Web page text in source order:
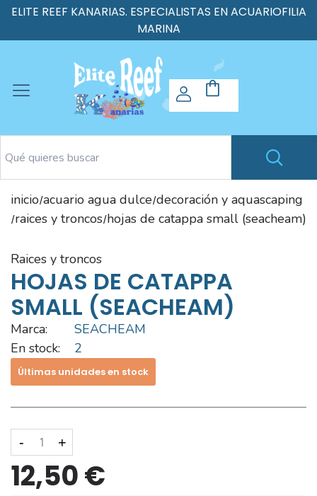
ELITE REEF KANARIAS. ESPECIALISTAS EN ACUARIOFILIA
MARINA
inicio/acuario agua dulce/decoración y aquascaping
/raices y troncos/hojas de catappa small (seacheam)
raices y troncos
HOJAS DE CATAPPA
SMALL (SEACHEAM)
Marca:
SEACHEAM
En stock:
2
Últimas unidades en stock
- +
12,50 €